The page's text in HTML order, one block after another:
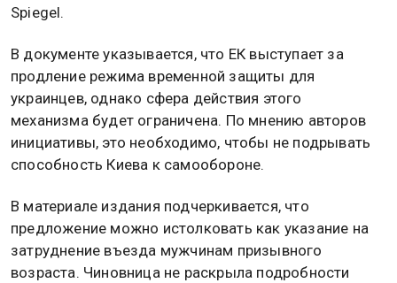
Spiegel.
В документе указывается, что ЕК выступает за
продление режима временной защиты для
украинцев, однако сфера действия этого
механизма будет ограничена. По мнению авторов
инициативы, это необходимо, чтобы не подрывать
способность Киева к самообороне.
В материале издания подчеркивается, что
предложение можно истолковать как указание на
затруднение въезда мужчинам призывного
возраста. Чиновница не раскрыла подробности